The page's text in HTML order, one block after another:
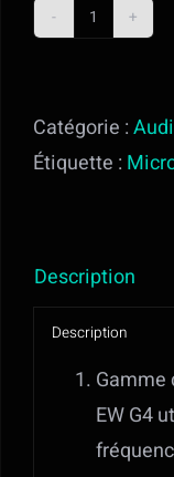
quantité
cravatte
Catégorie :
Étiquette :
Description
Description
Gamme
EW G4